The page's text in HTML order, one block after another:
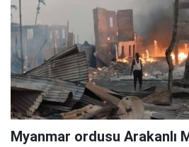
Myanmar ordusu Arakanlı